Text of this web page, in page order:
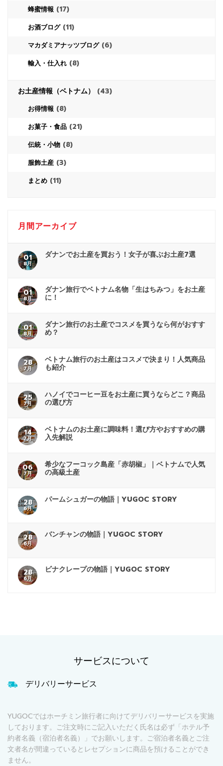
蜂蜜情報 (17)
お酒ブログ(11)
マカダミアナッツブログ(6)
輸入・仕入れ (8)
お土産情報（ベトナム） (43)
お得情報 (8)
お菓子・食品 (21)
伝統・小物 (8)
服飾土産 (3)
まとめ (11)
月間アーカイブ
01
8月
ダナンでお土産を買おう！女子が喜ぶお土産7選
01
8月
ダナン旅行でベトナム名物「生はちみつ」をお土産
に！
01
8月
ダナン旅行のお土産でコスメを買うなら何がおすす
め？
28
7月
ベトナム旅行のお土産はコスメで決まり！人気商品
も紹介
25
7月
ハノイでコーヒー豆をお土産に買うならどこ？商品
の選び方
14
7月
ベトナムのお土産に調味料！選び方やおすすめの購
入先解説
06
7月
希少なフーコック島産「赤胡椒」｜ベトナムで人気
の高級土産
28
6月
パームシュガーの物語｜YUGOC STORY
28
6月
バンチャンの物語｜YUGOC STORY
28
6月
ビナクレープの物語｜YUGOC STORY
サービスについて
デリバリーサービス
YUGOCではホーチミン旅行者に向けてデリバリーサービスを実施
しております。ご注文時にご記入いただく氏名は必ず「ホテル予
約者名義（宿泊者名義）」でお願いします。ご宿泊者名義とご注
文者名が間違っているとレセプションに商品を預けることができ
ません。